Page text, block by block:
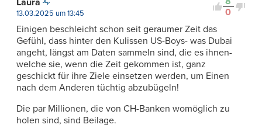
0
Laura
13.03.2025 um 13:45
Einigen beschleicht schon seit geraumer Zeit das
Gefühl, dass hinter den Kulissen US-Boys- was Dubai
angeht, längst am Daten sammeln sind, die es ihnen-
welche sie, wenn die Zeit gekommen ist, ganz
geschickt für ihre Ziele einsetzen werden, um Einen
nach dem Anderen tüchtig abzubügeln!
Die par Millionen, die von CH-Banken womöglich zu
holen sind, sind Beilage.